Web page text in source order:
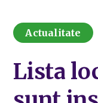
Actualitate
Lista